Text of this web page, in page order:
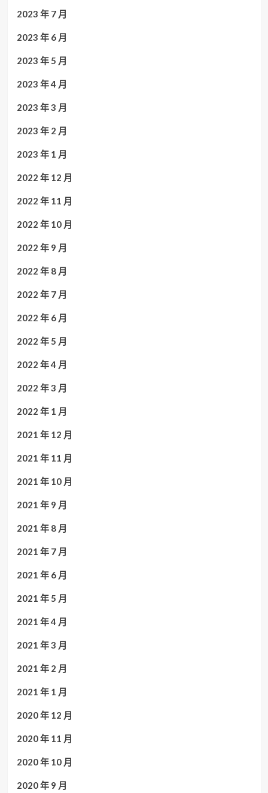
2023 年 7 月
2023 年 6 月
2023 年 5 月
2023 年 4 月
2023 年 3 月
2023 年 2 月
2023 年 1 月
2022 年 12 月
2022 年 11 月
2022 年 10 月
2022 年 9 月
2022 年 8 月
2022 年 7 月
2022 年 6 月
2022 年 5 月
2022 年 4 月
2022 年 3 月
2022 年 1 月
2021 年 12 月
2021 年 11 月
2021 年 10 月
2021 年 9 月
2021 年 8 月
2021 年 7 月
2021 年 6 月
2021 年 5 月
2021 年 4 月
2021 年 3 月
2021 年 2 月
2021 年 1 月
2020 年 12 月
2020 年 11 月
2020 年 10 月
2020 年 9 月